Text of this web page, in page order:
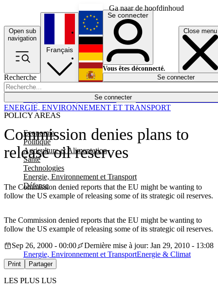
Ga naar de hoofdinhoud
Open sub
navigation
Close menu
Recherche
Se connecter
POLICY AREAS
Economie
Politique
Agriculture et Alimentation
Santé
Technologies
Energie, Environnement et Transport
Défense
Économie
Français
English
Deutsch
Español
Se connecter
Vous êtes déconnecté.
Se connecter
Commission denies plans to
release oil reserves
The Commission denied reports that the EU might be wanting to
follow the US example of releasing some of its strategic oil reserves.
ENERGIE, ENVIRONNEMENT ET TRANSPORT
The Commission denied reports that the EU might be wanting to
follow the US example of releasing some of its strategic oil reserves.
Sep 26, 2000 - 00:00
Dernière mise à jour: Jan 29, 2010 - 13:08
Energie, Environnement et TransportEnergie & Climat
Print Partager
LES PLUS LUS